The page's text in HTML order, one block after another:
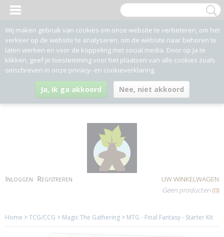
Inloggen Registreren
UW WINKELWAGEN
Geen producten (0)
Home >TCG/CCG > Magic The Gathering > MTG - Final Fantasy - Starter Kit
Wij maken gebruik van cookies om onze website te verbeteren, om het
verkeer op de website te analyseren, om de website naar behoren te
laten werken en voor de koppeling met social media. Door op Ja te
klikken, geef je toestemming voor het plaatsen van alle cookies zoals
omschreven in onze privacy- en cookieverklaring.
Ja, ik ga akkoord Nee, niet akkoord